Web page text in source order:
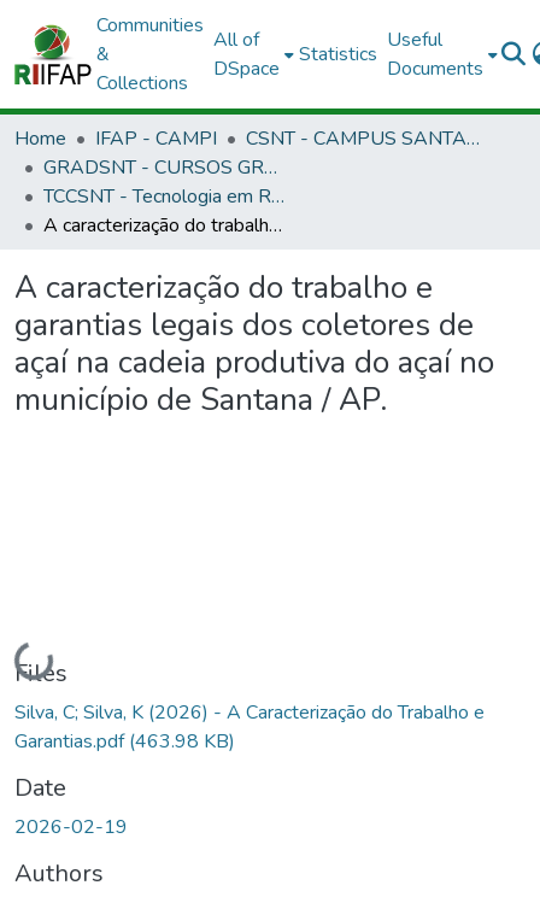
Communities
&
Collections
All of
DSpace
Statistics
Useful
Documents
Home IFAP - CAMPI
CSNT - CAMPUS SANTANA
GRADSNT - CURSOS GRADUAÇÃO - CAMPUS SANTANA
TCCSNT - Tecnologia em Recursos Humanos
A caracterização do trabalho e garantias legais dos coletores de açaí na cadeia produtiva do açaí no município de Santana / AP.
A caracterização do trabalho e
garantias legais dos coletores de
açaí na cadeia produtiva do açaí no
município de Santana / AP.
Loading...
Files
Silva, C; Silva, K (2026) - A Caracterização do Trabalho e
Garantias.pdf(463.98 KB)
Date
2026-02-19
Authors